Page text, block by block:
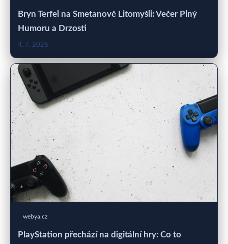
Bryn Terfel na Smetanově Litomyšli: Večer Plný
Humoru a Drzosti
4. 7. 2026
webya.cz
PlayStation přechází na digitální hry: Co to